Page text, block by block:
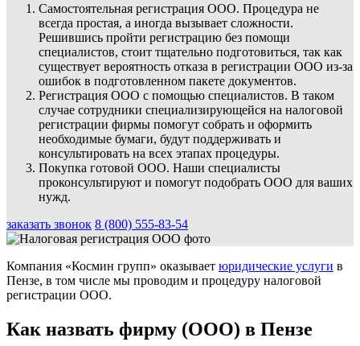
Самостоятельная регистрация ООО. Процедура не
всегда простая, а иногда вызывает сложности.
Решившись пройти регистрацию без помощи
специалистов, стоит тщательно подготовиться, так как
существует вероятность отказа в регистрации ООО из-за
ошибок в подготовленном пакете документов.
Регистрация ООО с помощью специалистов. В таком
случае сотрудники специализирующейся на налоговой
регистрации фирмы помогут собрать и оформить
необходимые бумаги, будут поддерживать и
консультировать на всех этапах процедуры.
Покупка готовой ООО. Наши специалисты
проконсультируют и помогут подобрать ООО для ваших
нужд.
заказать звонок 8 (800) 555-83-54
Компания «Космин групп» оказывает юридические услуги в
Пензе, в том числе мы проводим и процедуру налоговой
регистрации ООО.
Как назвать фирму (ООО) в Пензе